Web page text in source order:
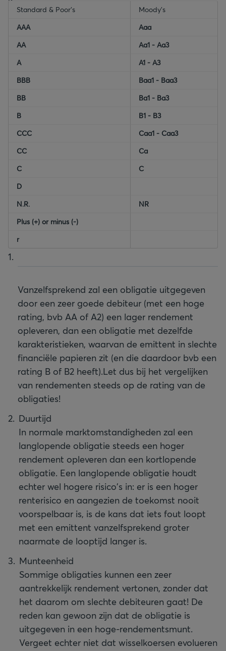
empty-header empty-header
Standard & Poor's
Moody's
AAA
Aaa
AA
Aa1 - Aa3
A
A1 - A3
BBB
Baa1 - Baa3
BB
Ba1 - Ba3
B
B1 - B3
CCC
Caa1 - Caa3
CC
Ca
C
C
D
N.R.
NR
Plus (+) or minus (-)
r
Vanzelfsprekend zal een obligatie uitgegeven
door een zeer goede debiteur (met een hoge
rating, bvb AA of A2) een lager rendement
opleveren, dan een obligatie met dezelfde
karakteristieken, waarvan de emittent in slechte
financiële papieren zit (en die daardoor bvb een
rating B of B2 heeft).Let dus bij het vergelijken
van rendementen steeds op de rating van de
obligaties!
Duurtijd
In normale marktomstandigheden zal een
langlopende obligatie steeds een hoger
rendement opleveren dan een kortlopende
obligatie. Een langlopende obligatie houdt
echter wel hogere risico's in: er is een hoger
renterisico en aangezien de toekomst nooit
voorspelbaar is, is de kans dat iets fout loopt
met een emittent vanzelfsprekend groter
naarmate de looptijd langer is.
Munteenheid
Sommige obligaties kunnen een zeer
aantrekkelijk rendement vertonen, zonder dat
het daarom om slechte debiteuren gaat! De
reden kan gewoon zijn dat de obligatie is
uitgegeven in een hoge-rendementsmunt.
Vergeet echter niet dat wisselkoersen evolueren